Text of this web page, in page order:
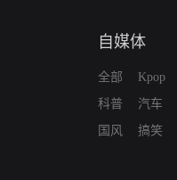
自媒体
全部
科普
国风
Kpop
汽车
搞笑